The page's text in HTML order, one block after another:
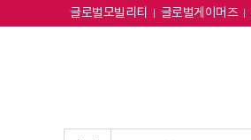
글로벌모빌리티 글로벌게이머즈